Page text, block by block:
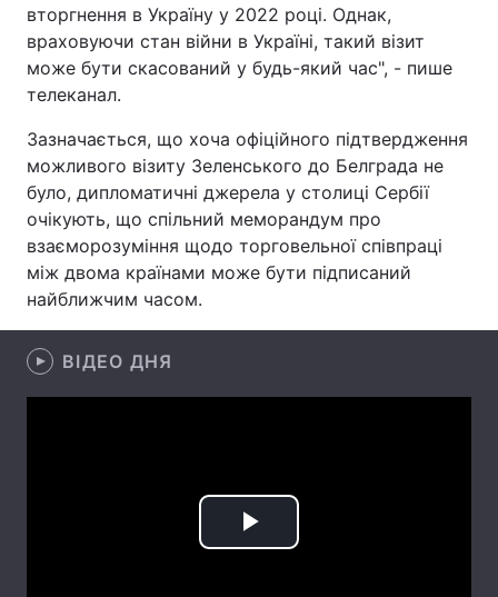
Техно і зв'язок Лайт
Зброя Інциденти
Цікавинки Погода
Екологія Регіони
Лонгріди
Відео з Youtube Статті
Інтерв'ю
вторгнення в Україну у 2022 році. Однак,
враховуючи стан війни в Україні, такий візит
може бути скасований у будь-який час", - пише
телеканал.
Зазначається, що хоча офіційного підтвердження
можливого візиту Зеленського до Белграда не
було, дипломатичні джерела у столиці Сербії
очікують, що спільний меморандум про
взаєморозуміння щодо торговельної співпраці
між двома країнами може бути підписаний
найближчим часом.
ВІДЕО ДНЯ
Play